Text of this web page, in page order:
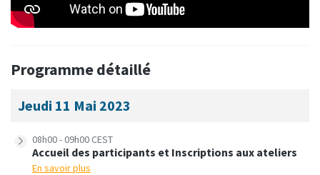
Programme détaillé
Jeudi 11 Mai 2023
08h00 - 09h00 CEST
Accueil des participants et Inscriptions aux ateliers
En savoir plus